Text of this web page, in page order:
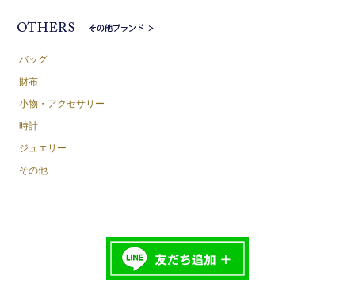
バッグ
財布
小物・アクセサリー
時計
ジュエリー
その他